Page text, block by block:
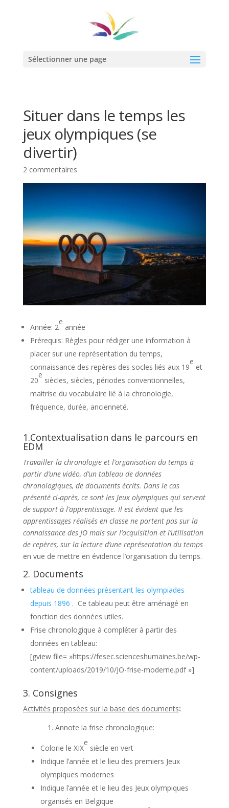
Sélectionner une page
Situer dans le temps les
jeux olympiques (se
divertir)
2 commentaires
Année: 2
e
année
Prérequis: Règles pour rédiger une information à
placer sur une représentation du temps,
connaissance des repères des socles liés aux 19
e
et
20
e
siècles, siècles, périodes conventionnelles,
maitrise du vocabulaire lié à la chronologie,
fréquence, durée, ancienneté.
1.Contextualisation dans le parcours en
EDM
Travailler la chronologie et l’organisation du temps à
partir d’une vidéo, d’un tableau de données
chronologiques, de documents écrits. Dans le cas
présenté ci-après, ce sont les Jeux olympiques qui servent
de support à l’apprentissage. Il est évident que les
apprentissages réalisés en classe ne portent pas sur la
connaissance des JO mais sur l’acquisition et l’utilisation
de repères, sur la lecture d’une représentation du temps
en vue de mettre en évidence l’organisation du temps.
2. Documents
tableau de données présentant les olympiades
depuis 1896 . Ce tableau peut être aménagé en
fonction des données utiles.
Frise chronologique à compléter à partir des
données en tableau:
[gview file= »https://fesec.scienceshumaines.be/wp-
content/uploads/2019/10/JO-frise-moderne.pdf »]
3. Consignes
Activités proposées sur la base des documents:
1. Annote la frise chronologique:
Colorie le XIX
e
siècle en vert
Indique l’année et le lieu des premiers Jeux
olympiques modernes
Indique l’année et le lieu des Jeux olympiques
organisés en Belgique